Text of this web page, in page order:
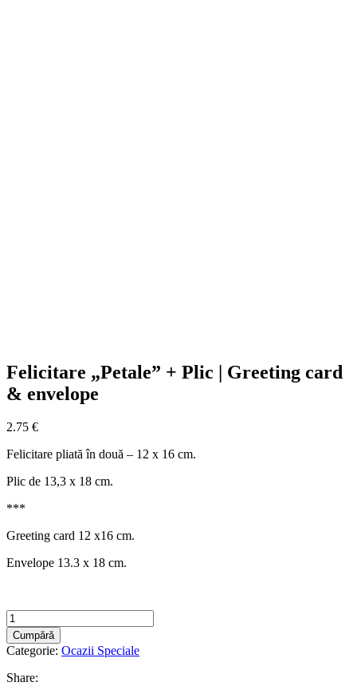
Felicitare „Petale” + Plic | Greeting card
& envelope
2.75 €
Felicitare pliată în două – 12 x 16 cm.
Plic de 13,3 x 18 cm.
***
Greeting card 12 x16 cm.
Envelope 13.3 x 18 cm.
Felicitare
"Petale"
+
Plic
|
Cumpără
Categorie: Ocazii Speciale
Share: